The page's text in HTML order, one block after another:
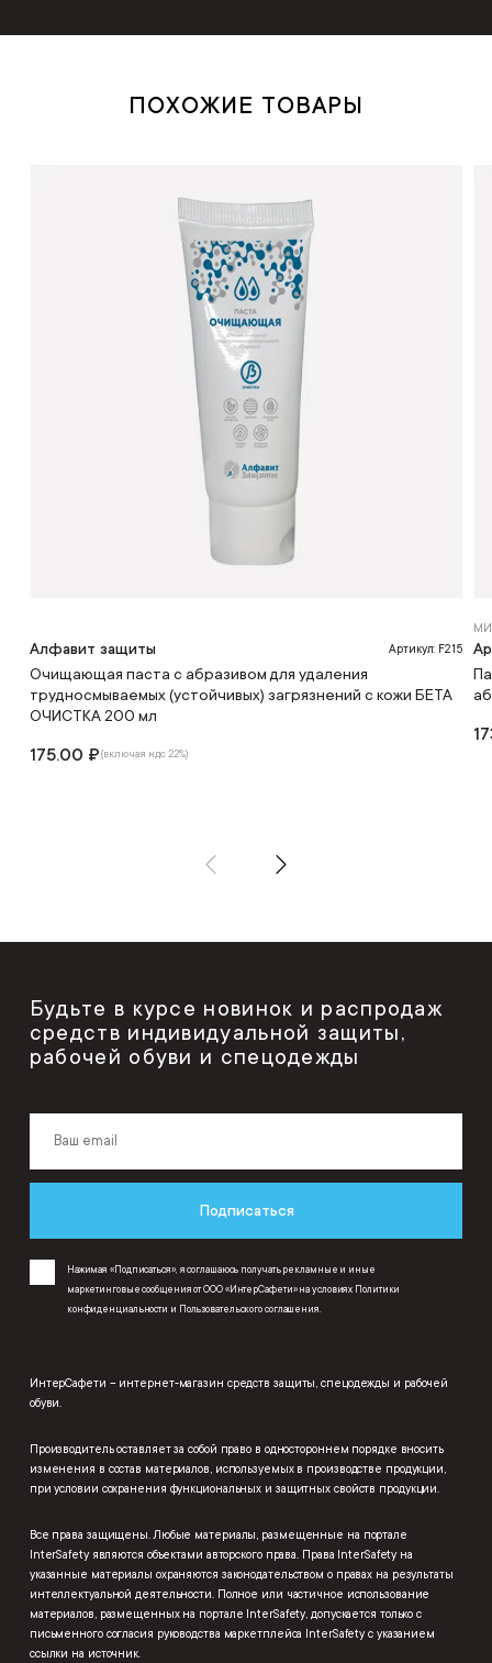
ПОХОЖИЕ ТОВАРЫ
Алфавит защиты Артикул: F215
Очищающая паста с абразивом для удаления
трудносмываемых (устойчивых) загрязнений с кожи БЕТА
ОЧИСТКА 200 мл
175.00 ₽(включая ндс 22%)
Будьте в курсе новинок и распродаж
средств индивидуальной защиты,
рабочей обуви и спецодежды
Подписаться
Нажимая «Подписаться», я соглашаюсь получать рекламные и иные
маркетинговые сообщения от ООО «ИнтерСафети» на условиях Политики
конфиденциальности и Пользовательского соглашения.
ИнтерСафети – интернет-магазин средств защиты, спецодежды и рабочей
обуви.
Производитель оставляет за собой право в одностороннем порядке вносить
изменения в состав материалов, используемых в производстве продукции,
при условии сохранения функциональных и защитных свойств продукции.
Все права защищены. Любые материалы, размещенные на портале
InterSafety являются объектами авторского права. Права InterSafety на
указанные материалы охраняются законодательством о правах на результаты
интеллектуальной деятельности. Полное или частичное использование
материалов, размещенных на портале InterSafety, допускается только с
письменного согласия руководства маркетплейса InterSafety с указанием
ссылки на источник.